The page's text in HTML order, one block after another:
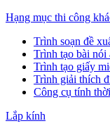
Hạng mục thi công
Trình soạn đề
Trình tạo bài nói
Trình tạo giấy
Trình giải thích
Công cụ tính
Lắp kính